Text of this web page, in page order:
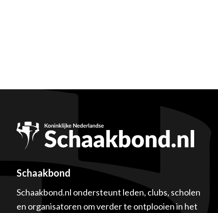
Schaakbond
Schaakbond.nl ondersteunt leden, clubs, scholen
en organisatoren om verder te ontplooien in het